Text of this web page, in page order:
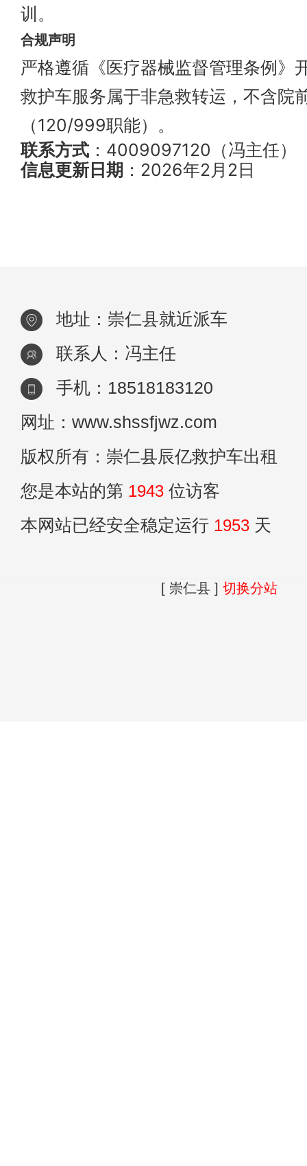
训。
合规声明
严格遵循《医疗器械监督管理条例》
救护车服务属于非急救转运，不含院
（120/999职能）。
联系方式 ：4009097120（冯主任）
信息更新日期 ：2026年2月2日
地址：崇仁县就近派车
联系人：冯主任
手机：18518183120
网址：www.shssfjwz.com
版权所有：崇仁县辰亿救护车出租
您是本站的第 1943 位访客
本网站已经安全稳定运行 1953 天
[ 崇仁县 ] 切换分站